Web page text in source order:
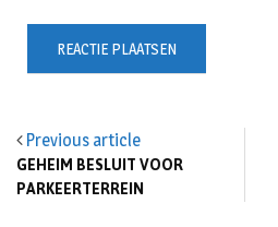
Previous article
GEHEIM BESLUIT VOOR
PARKEERTERREIN